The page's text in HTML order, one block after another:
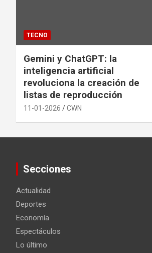
TECNO
Gemini y ChatGPT: la
inteligencia artificial
revoluciona la creación de
listas de reproducción
11-01-2026 CWN
Secciones
Actualidad
Deportes
Economía
Espectáculos
Lo último